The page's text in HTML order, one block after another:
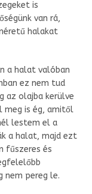
is
van rá,
halakat
a halat valóban
ez nem tud
az olajba kerülve
meg is ég, amitől
lestem el a
a halat, majd ezt
fűszeres és
nem pereg le.